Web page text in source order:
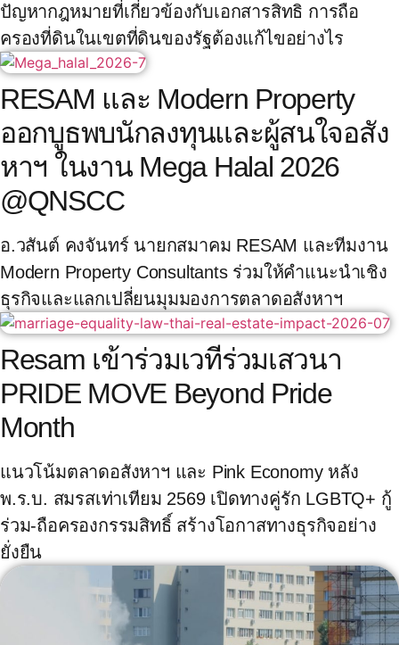
ปัญหากฎหมายที่เกี่ยวข้องกับเอกสารสิทธิ การถือ
ครองที่ดินในเขตที่ดินของรัฐต้องแก้ไขอย่างไร
RESAM และ Modern Property
ออกบูธพบนักลงทุนและผู้สนใจอสัง
หาฯ ในงาน Mega Halal 2026
@QNSCC
อ.วสันต์ คงจันทร์ นายกสมาคม RESAM และทีมงาน
Modern Property Consultants ร่วมให้คำแนะนำเชิง
ธุรกิจและแลกเปลี่ยนมุมมองการตลาดอสังหาฯ
Resam เข้าร่วมเวทีร่วมเสวนา
PRIDE MOVE Beyond Pride
Month
แนวโน้มตลาดอสังหาฯ และ Pink Economy หลัง
พ.ร.บ. สมรสเท่าเทียม 2569 เปิดทางคู่รัก LGBTQ+ กู้
ร่วม-ถือครองกรรมสิทธิ์ สร้างโอกาสทางธุรกิจอย่าง
ยั่งยืน